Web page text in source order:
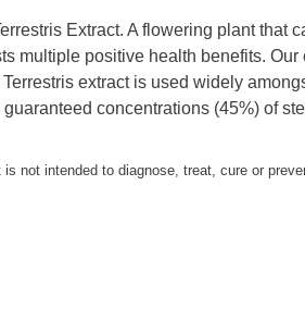
Extract. A flowering plant that
multiple positive health benefits.
extract is used widely
concentrations (45%) of
not intended to diagnose, treat, cure or